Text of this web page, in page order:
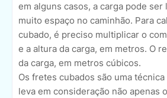
em alguns casos, a carga pode ser
muito espaço no caminhão. Para
cubado, é preciso multiplicar o
e a altura da carga, em metros. O
da carga, em metros cúbicos.
Os fretes cubados são uma
leva em consideração não apenas